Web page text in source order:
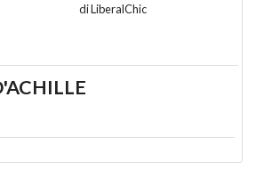
diLiberalChic